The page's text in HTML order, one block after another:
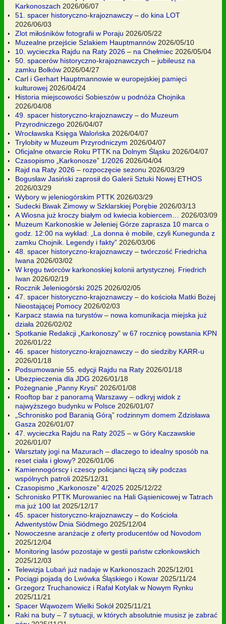
Karkonoszach 2026/06/07
51. spacer historyczno-krajoznawczy – do kina LOT
2026/06/03
Zlot miłośników fotografii w Poraju 2026/05/22
Muzealne przejście Szlakiem Hauptmannów 2026/05/10
10. wycieczka Rajdu na Raty 2026 – na Chełmiec 2026/05/04
50. spacerów historyczno-krajoznawczych – jubileusz na
zamku Bolków 2026/04/27
Carl i Gerhart Hauptmannowie w europejskiej pamięci
kulturowej 2026/04/24
Historia miejscowości Sobieszów u podnóża Chojnika
2026/04/08
49. spacer historyczno-krajoznawczy – do Muzeum
Przyrodniczego 2026/04/07
Wrocławska Księga Walońska 2026/04/07
Trylobity w Muzeum Przyrodniczym 2026/04/07
Oficjalne otwarcie Roku PTTK na Dolnym Śląsku 2026/04/07
Czasopismo „Karkonosze” 1/2026 2026/04/04
Rajd na Raty 2026 – rozpoczęcie sezonu 2026/03/29
Bogusław Jasiński zaprosił do Galerii Sztuki Nowej ETHOS
2026/03/29
Wybory w jeleniogórskim PTTK 2026/03/29
Sudecki Biwak Zimowy w Szklarskiej Porębie 2026/03/13
A Wiosna już kroczy białym od kwiecia kobiercem…
2026/03/09
Muzeum Karkonoskie w Jeleniej Górze zaprasza 10 marca o
godz. 12:00 na wykład: „La donna è mobile, czyli Kunegunda z
zamku Chojnik. Legendy i fakty” 2026/03/06
48. spacer historyczno-krajoznawczy – twórczość Friedricha
Iwana 2026/03/02
W kręgu twórców karkonoskiej kolonii artystycznej. Friedrich
Iwan 2026/02/19
Rocznik Jeleniogórski 2025 2026/02/05
47. spacer historyczno-krajoznawczy – do kościoła Matki Bożej
Nieostającej Pomocy 2026/02/03
Karpacz stawia na turystów – nowa komunikacja miejska już
działa 2026/02/02
Spotkanie Redakcji „Karkonoszy” w 67 rocznicę powstania KPN
2026/01/22
46. spacer historyczno-krajoznawczy – do siedziby KARR-u
2026/01/18
Podsumowanie 55. edycji Rajdu na Raty 2026/01/18
Ubezpieczenia dla JDG 2026/01/18
Pożegnanie „Panny Krysi” 2026/01/08
Rooftop bar z panoramą Warszawy – odkryj widok z
najwyższego budynku w Polsce 2026/01/07
„Schronisko pod Baranią Górą” rodzinnym domem Zdzisława
Gasza 2026/01/07
47. wycieczka Rajdu na Raty 2025 – w Góry Kaczawskie
2026/01/07
Warsztaty jogi na Mazurach – dlaczego to idealny sposób na
reset ciała i głowy? 2026/01/06
Kamiennogórscy i czescy policjanci łączą siły podczas
wspólnych patroli 2025/12/31
Czasopismo „Karkonosze” 4/2025 2025/12/22
Schronisko PTTK Murowaniec na Hali Gąsienicowej w Tatrach
ma już 100 lat 2025/12/17
45. spacer historyczno-krajoznawczy – do Kościoła
Adwentystów Dnia Siódmego 2025/12/04
Nowoczesne aranżacje z oferty producentów od Novodom
2025/12/04
Monitoring lasów pozostaje w gestii państw członkowskich
2025/12/03
Telewizja Lubań już nadaje w Karkonoszach 2025/12/01
Pociągi pojadą do Lwówka Śląskiego i Kowar 2025/11/24
Grzegorz Truchanowicz i Rafał Kotylak w Nowym Rynku
2025/11/21
Spacer Wąwozem Wielki Sokół 2025/11/21
Raki na buty – 7 sytuacji, w których absolutnie musisz je zabrać